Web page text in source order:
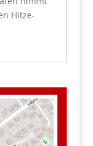
Hit­ze­